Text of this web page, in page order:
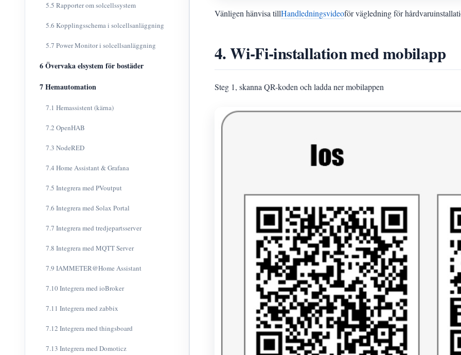
5.5 Rapporter om solcellssystem
5.6 Kopplingsschema i solcellsanläggning
5.7 Power Monitor i solcellsanläggning
6 Övervaka elsystem för bostäder
7 Hemautomation
7.1 Hemassistent (kärna)
7.2 OpenHAB
7.3 NodeRED
7.4 Home Assistant & Grafana
7.5 Integrera med PVoutput
7.6 Integrera med Solax Portal
7.7 Integrera med tredjepartsserver
7.8 Integrera med MQTT Server
7.9 IAMMETER@Home Assistant
7.10 Integrera med ioBroker
7.11 Integrera med zabbix
7.12 Integrera med thingsboard
7.13 Integrera med Domoticz
Vänligen hänvisa tillHandledningsvideoför vägledning för
4. Wi-Fi-installation med mobilapp
Steg 1, skanna QR-koden och ladda ner mobilappen